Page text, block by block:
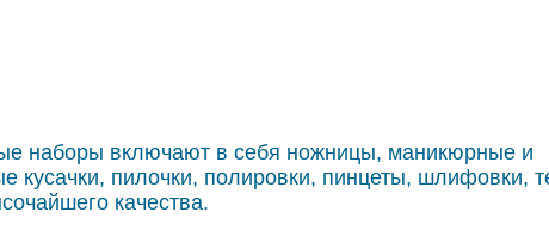
наборы включают в себя ножницы, маникюрные и
кусачки, пилочки, полировки, пинцеты, шлифовки,
качества.